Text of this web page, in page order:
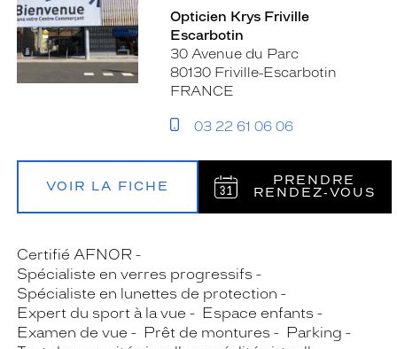
Opticien Krys Friville
Escarbotin
30 Avenue du Parc
80130 Friville-Escarbotin
FRANCE
03 22 61 06 06
VOIR LA FICHE
PRENDRE
RENDEZ‑VOUS
Certifié AFNOR
Spécialiste en verres progressifs
Spécialiste en lunettes de protection
Expert du sport à la vue
Espace enfants
Examen de vue
Prêt de montures
Parking